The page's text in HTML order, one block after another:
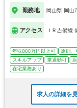
勤務地 岡山県 岡山
アクセス ＪＲ吉備線
年収800万円以上可 原則、
スキルアップ
車通勤可
在宅業務あり
求人の詳細を